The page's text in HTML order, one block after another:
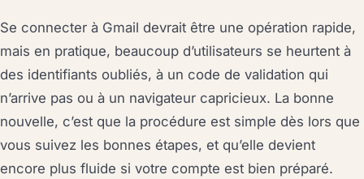
Se connecter à Gmail devrait être une opération rapide,
mais en pratique, beaucoup d’utilisateurs se heurtent à
des identifiants oubliés, à un code de validation qui
n’arrive pas ou à un navigateur capricieux. La bonne
nouvelle, c’est que la procédure est simple dès lors que
vous suivez les bonnes étapes, et qu’elle devient
encore plus fluide si votre compte est bien préparé.